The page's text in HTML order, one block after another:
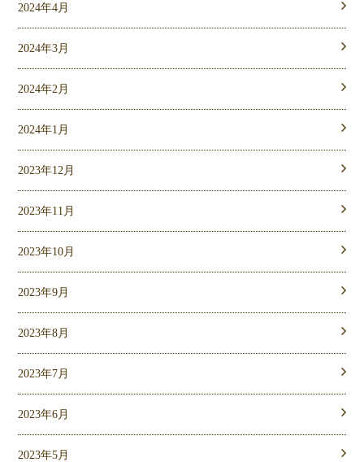
2024年4月
2024年3月
2024年2月
2024年1月
2023年12月
2023年11月
2023年10月
2023年9月
2023年8月
2023年7月
2023年6月
2023年5月